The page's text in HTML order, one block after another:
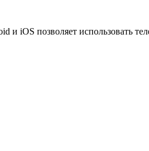
iOS позволяет использовать